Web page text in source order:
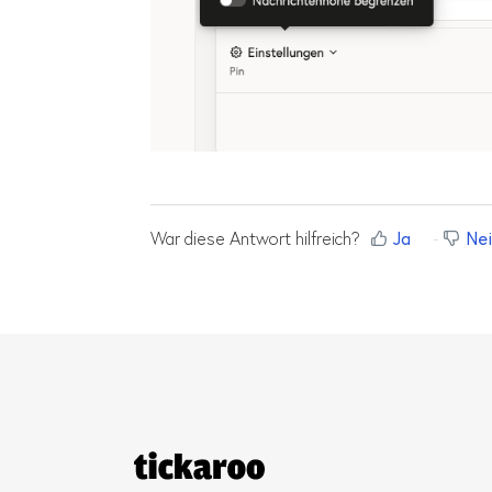
War diese Antwort hilfreich? Ja